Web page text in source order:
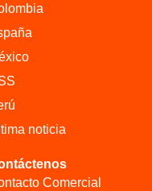
noticia
Comercial